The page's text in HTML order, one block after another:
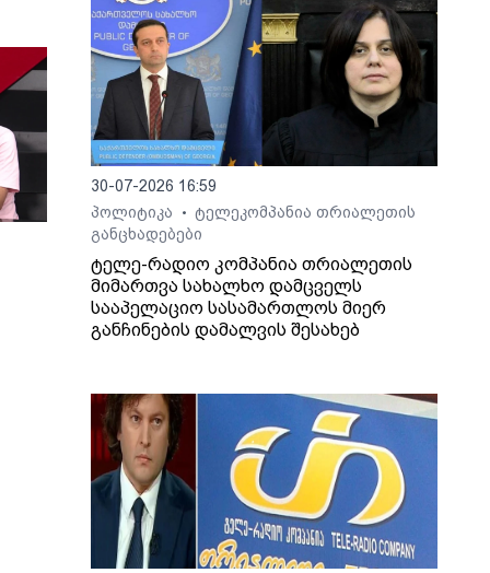
30-07-2026 16:59
პოლიტიკა
•
ტელეკომპანია თრიალეთის
განცხადებები
ტელე-რადიო კომპანია თრიალეთის
მიმართვა სახალხო დამცველს
სააპელაციო სასამართლოს მიერ
განჩინების დამალვის შესახებ